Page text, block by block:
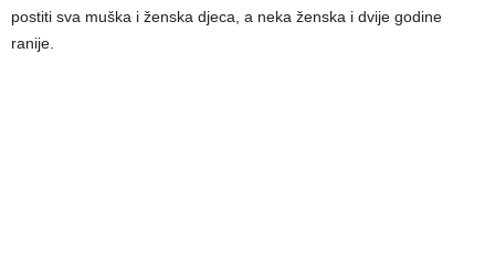
postiti sva muška i ženska djeca, a neka ženska i dvije godine
ranije.